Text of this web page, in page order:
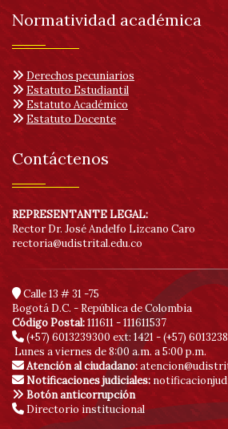
Normatividad académica
Derechos pecuniarios
Estatuto Estudiantil
Estatuto Académico
Estatuto Docente
Contáctenos
REPRESENTANTE LEGAL:
Rector Dr. José Andelfo Lizcano Caro
rectoria@udistrital.edu.co
Calle 13 # 31 -75
Bogotá D.C. - República de Colombia
Código Postal:111611 - 111611537
(+57) 6013239300 ext: 1421 - (+57)
Lunes a viernes de 8:00 a.m. a 5:00 p.m.
Atención al ciudadano:
Notificaciones judiciales:
Botón anticorrupción
Directorio institucional